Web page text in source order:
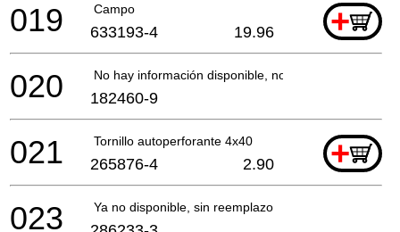
Campo +
019 633193-4 19.96
No hay información disponible, no se puede pedir
020 182460-9
Tornillo autoperforante 4x40 +
021 265876-4 2.90
Ya no disponible, sin reemplazo
023